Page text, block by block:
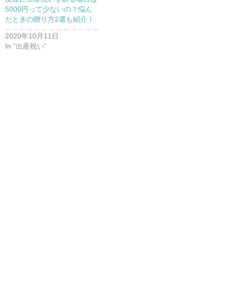
5000円って少ないの？悩ん
だときの贈り方2選も紹介！
2020年10月11日
In “出産祝い”